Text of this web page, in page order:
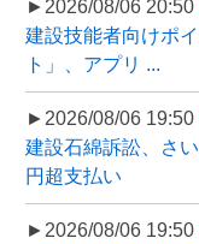
►2026/08/06 20:50
建設技能者向けポ
ト」、アプリ ...
►2026/08/06 19:50
建設石綿訴訟、さ
円超支払い
►2026/08/06 19:50